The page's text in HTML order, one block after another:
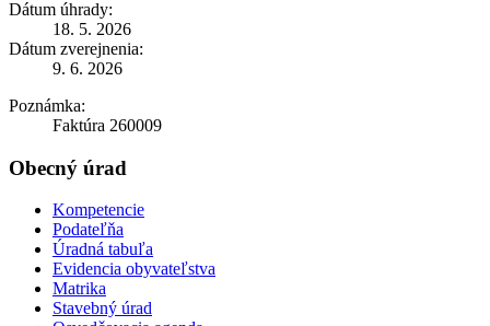
Dátum úhrady:
18. 5. 2026
Dátum zverejnenia:
9. 6. 2026
Poznámka:
Faktúra 260009
Obecný úrad
Kompetencie
Podateľňa
Úradná tabuľa
Evidencia obyvateľstva
Matrika
Stavebný úrad